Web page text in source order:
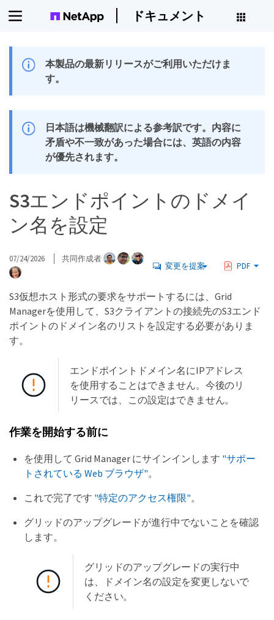
ドキュメント
本製品の最新リリースがご利用いただけま
す。
日本語は機械翻訳による参考訳です。内容に
矛盾や不一致があった場合には、英語の内容
が優先されます。
S3エンドポイントのドメイ
ン名を設定
07/24/2026 共同作成者
変更を提案 PDF
S3仮想ホスト形式の要求をサポートするには、Grid
Managerを使用して、S3クライアントの接続先のS3エンド
ポイントのドメイン名のリストを設定する必要がありま
す。
エンドポイントドメイン名にIPアドレス
を使用することはできません。今後のリ
リースでは、この設定はできません。
作業を開始する前に
を使用して Grid Manager にサインインします "サポー
トされている Web ブラウザ"。
これで完了です "特定のアクセス権限"。
グリッドのアップグレードが進行中でないことを確認
します。
グリッドのアップグレードの実行中
は、ドメイン名の設定を変更しないで
ください。